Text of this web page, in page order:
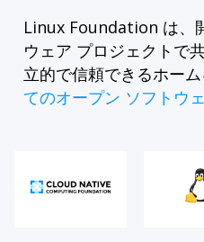
Linux Foundation は、
ウェア プロジェクトで
立的で信頼できるホーム
てのオープン ソフトウ